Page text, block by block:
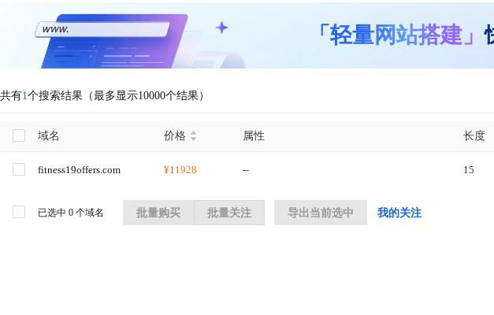
「轻量网站搭建」
共有1个搜索结果（最多显示10000个结果）
域名 价格 属性 长度
fitness19offers.com ¥11928 -- 15
已选中 0 个域名 批量购买 批量关注 导出当前选中 我的关注